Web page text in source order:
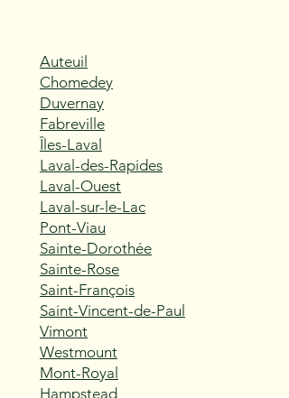
Auteuil
Chomedey
Duvernay
Fabreville
Îles-Laval
Laval-des-Rapides
Laval-Ouest
Laval-sur-le-Lac
Pont-Viau
Sainte-Dorothée
Sainte-Rose
Saint-François
Saint-Vincent-de-Paul
Vimont
Westmount
Mont-Royal
Hampstead